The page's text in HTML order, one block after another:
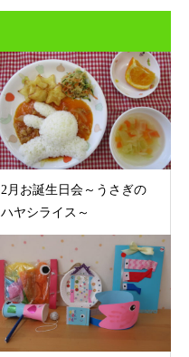
2月お誕生日会～うさぎの
ハヤシライス～